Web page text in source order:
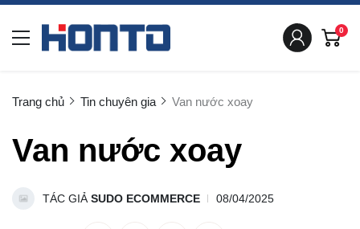
0
Trang chủ Tin chuyên gia Van nước xoay
Van nước xoay
TÁC GIẢ SUDO ECOMMERCE 08/04/2025